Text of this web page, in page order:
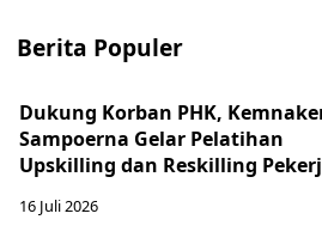
Berita Populer
Dukung Korban PHK,
Sampoerna Gelar Pelatihan
Upskilling dan Reskilling
16 Juli 2026